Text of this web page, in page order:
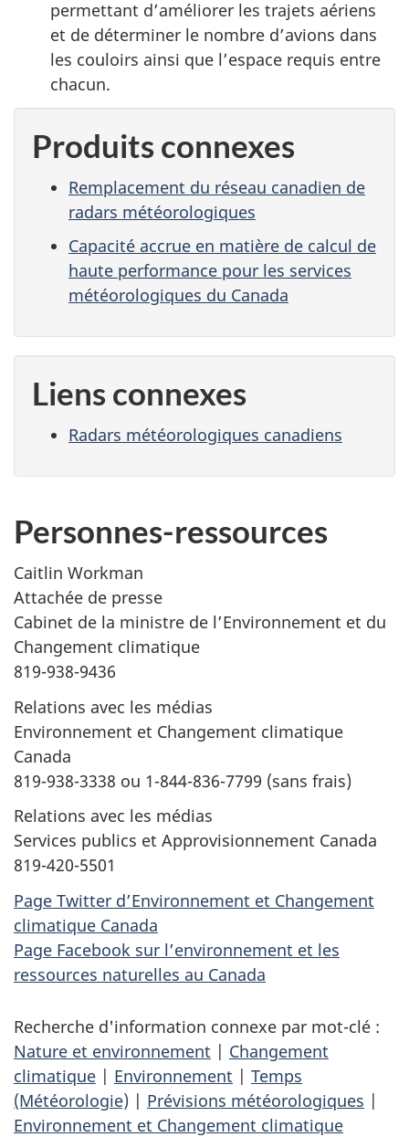
permettant d’améliorer les trajets aériens
et de déterminer le nombre d’avions dans
les couloirs ainsi que l’espace requis entre
chacun.
Produits connexes
Remplacement du réseau canadien de
radars météorologiques
Capacité accrue en matière de calcul de
haute performance pour les services
météorologiques du Canada
Liens connexes
Radars météorologiques canadiens
Personnes-ressources
Caitlin Workman
Attachée de presse
Cabinet de la ministre de l’Environnement et du
Changement climatique
819-938-9436
Relations avec les médias
Environnement et Changement climatique
Canada
819-938-3338 ou 1-844-836-7799 (sans frais)
Relations avec les médias
Services publics et Approvisionnement Canada
819-420-5501
Page Twitter d’Environnement et Changement
climatique Canada
Page Facebook sur l’environnement et les
ressources naturelles au Canada
Recherche d'information connexe par mot-clé :
Nature et environnement | Changement
climatique | Environnement | Temps
(Météorologie) | Prévisions météorologiques |
Environnement et Changement climatique